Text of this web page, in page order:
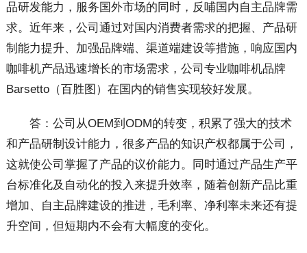
品研发能力，服务国外市场的同时，反哺国内自主品牌需
求。近年来，公司通过对国内消费者需求的把握、产品研
制能力提升、加强品牌端、渠道端建设等措施，响应国内
咖啡机产品迅速增长的市场需求，公司专业咖啡机品牌
Barsetto（百胜图）在国内的销售实现较好发展。
答：公司从OEM到ODM的转变，积累了强大的技术
和产品研制设计能力，很多产品的知识产权都属于公司，
这就使公司掌握了产品的议价能力。同时通过产品生产平
台标准化及自动化的投入来提升效率，随着创新产品比重
增加、自主品牌建设的推进，毛利率、净利率未来还有提
升空间，但短期内不会有大幅度的变化。